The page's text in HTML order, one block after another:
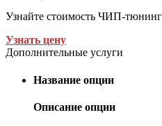
Узнайте стоимость ЧИП-
Узнать цену
Дополнительные услуги
Название опции
Описание опции